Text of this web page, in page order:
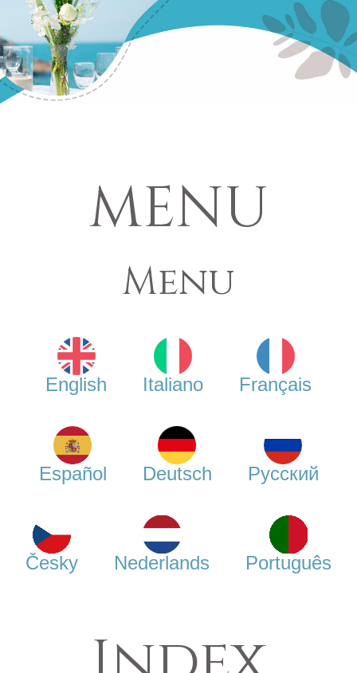
MENU
Menu
English Italiano Français
Español Deutsch Русский
Česky Nederlands Português